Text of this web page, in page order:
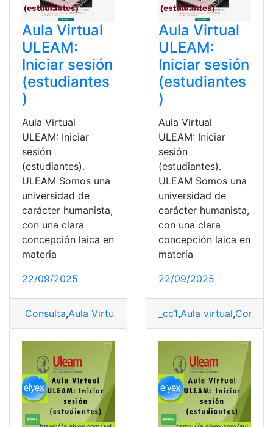
Aula Virtual
ULEAM:
Iniciar sesión
(estudiantes
)
Aula Virtual
ULEAM: Iniciar
sesión
(estudiantes).
ULEAM Somos una
universidad de
carácter humanista,
con una clara
concepción laica en
materia
22/09/2025
Consulta,Aula Virtual estudiantes,Aula Virtual ULEAM
Aula Virtual
ULEAM:
Iniciar sesión
(estudiantes
)
Aula Virtual
ULEAM: Iniciar
sesión
(estudiantes).
ULEAM Somos una
universidad de
carácter humanista,
con una clara
concepción laica en
materia
22/09/2025
_cc1,Aula virtual,